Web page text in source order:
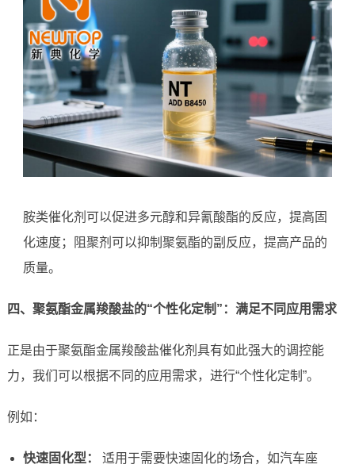
胺类催化剂可以促进多元醇和异氰酸酯的反应，提高固
化速度；阻聚剂可以抑制聚氨酯的副反应，提高产品的
质量。
四、聚氨酯金属羧酸盐的“个性化定制”：满足不同应用需求
正是由于聚氨酯金属羧酸盐催化剂具有如此强大的调控能
力，我们可以根据不同的应用需求，进行“个性化定制”。
例如：
快速固化型： 适用于需要快速固化的场合，如汽车座